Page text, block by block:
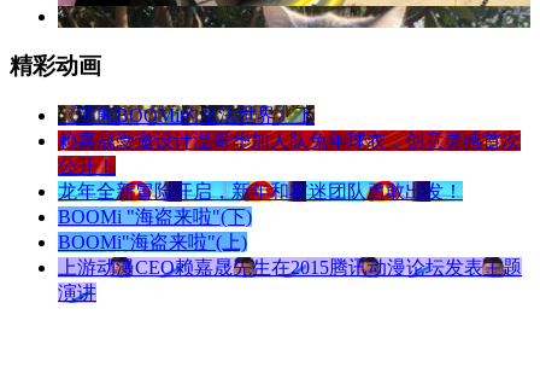
精彩动画
《萌熊BOOMi的魔法世界》下
赖嘉晟受邀设计温哥华加人队兔年球衣，创意灵感首次
公开！
龙年全新冒险开启，新年和布迷团队勇敢出发！
BOOMi "海盗来啦"(下)
BOOMi"海盗来啦"(上)
上游动漫CEO赖嘉晟先生在2015腾讯动漫论坛发表主题
演讲